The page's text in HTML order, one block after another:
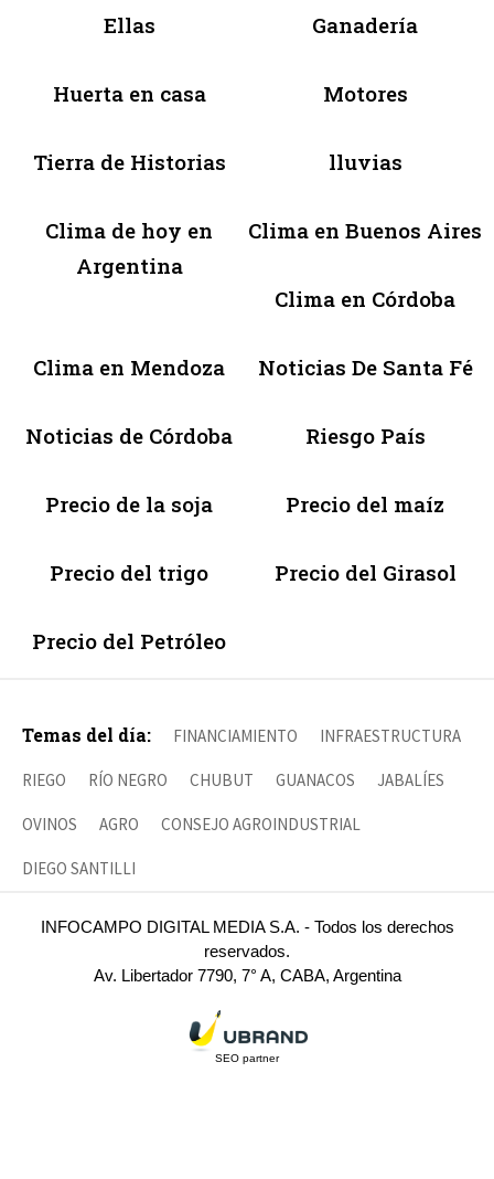
Ellas Ganadería
Huerta en casa Motores
Tierra de Historias lluvias
Clima de hoy en
Argentina
Clima en Buenos Aires
Clima en Córdoba
Clima en Mendoza Noticias De Santa Fé
Noticias de Córdoba Riesgo País
Precio de la soja Precio del maíz
Precio del trigo Precio del Girasol
Precio del Petróleo
Temas del día: FINANCIAMIENTO INFRAESTRUCTURA
RIEGO RÍO NEGRO CHUBUT GUANACOS JABALÍES
OVINOS AGRO CONSEJO AGROINDUSTRIAL
DIEGO SANTILLI
INFOCAMPO DIGITAL MEDIA S.A. - Todos los derechos
reservados.
Av. Libertador 7790, 7° A, CABA, Argentina
SEO partner